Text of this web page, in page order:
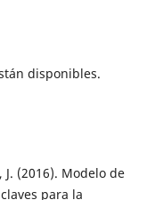
disponibles.
J. (2016). Modelo de
para la